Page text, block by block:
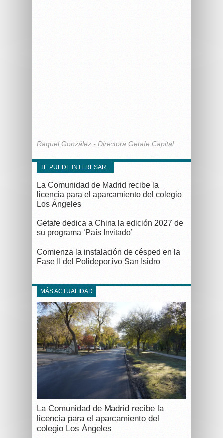
Raquel González - Directora Getafe Capital
TE PUEDE INTERESAR...
La Comunidad de Madrid recibe la
licencia para el aparcamiento del colegio
Los Ángeles
Getafe dedica a China la edición 2027 de
su programa ‘País Invitado’
Comienza la instalación de césped en la
Fase II del Polideportivo San Isidro
MÁS ACTUALIDAD
La Comunidad de Madrid recibe la
licencia para el aparcamiento del
colegio Los Ángeles